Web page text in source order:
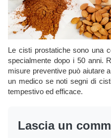
Le cisti prostatiche sono una
specialmente dopo i 50 anni.
misure preventive può aiutare
un medico se noti segni di
tempestivo ed efficace.
Lascia un